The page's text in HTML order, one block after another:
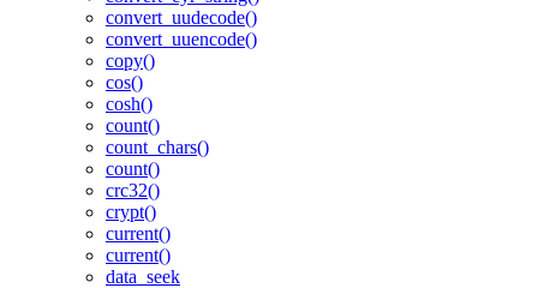
convert_uudecode()
convert_uuencode()
copy()
cos()
cosh()
count()
count_chars()
count()
crc32()
crypt()
current()
current()
data_seek